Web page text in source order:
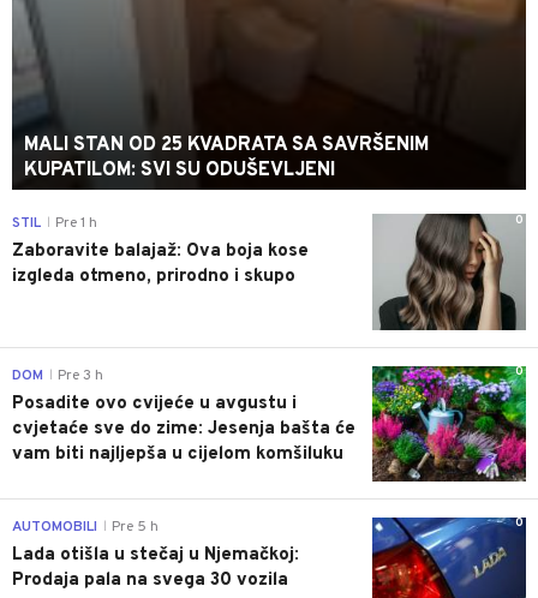
MALI STAN OD 25 KVADRATA SA SAVRŠENIM
KUPATILOM: SVI SU ODUŠEVLJENI
0
STIL Pre 1 h
Zaboravite balajaž: Ova boja kose
izgleda otmeno, prirodno i skupo
0
DOM Pre 3 h
Posadite ovo cvijeće u avgustu i
cvjetaće sve do zime: Jesenja bašta će
vam biti najljepša u cijelom komšiluku
0
AUTOMOBILI Pre 5 h
Lada otišla u stečaj u Njemačkoj:
Prodaja pala na svega 30 vozila